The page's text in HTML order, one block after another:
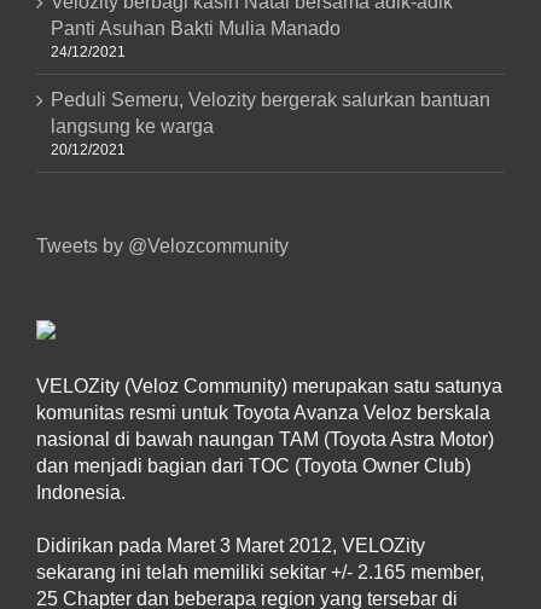
Panti Asuhan Bakti Mulia Manado
24/12/2021
Peduli Semeru, Velozity bergerak salurkan bantuan
langsung ke warga
20/12/2021
Tweets by @Velozcommunity
VELOZity (Veloz Community) merupakan satu satunya
komunitas resmi untuk Toyota Avanza Veloz berskala
nasional di bawah naungan TAM (Toyota Astra Motor)
dan menjadi bagian dari TOC (Toyota Owner Club)
Indonesia.
Didirikan pada Maret 3 Maret 2012, VELOZity
sekarang ini telah memiliki sekitar +/- 2.165 member,
25 Chapter dan beberapa region yang tersebar di